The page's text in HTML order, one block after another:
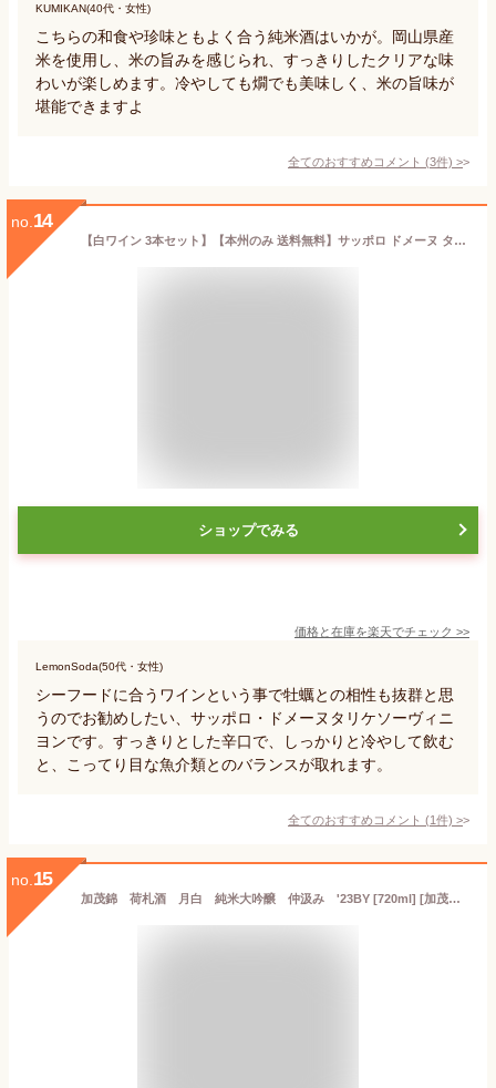
KUMIKAN(40代・女性)
こちらの和食や珍味ともよく合う純米酒はいかが。岡山県産
米を使用し、米の旨みを感じられ、すっきりしたクリアな味
わいが楽しめます。冷やしても燗でも美味しく、米の旨味が
堪能できますよ
全てのおすすめコメント (3件) >
no. 14
【白ワイン 3本セット】【本州のみ 送料無料】サッポロ ドメーヌ タリケ 白3種セット クラシック/シャルドネ/ソーヴィニヨン 750ml×各1本『FSH』【シーフードに合うワイン】
ショップでみる
価格と在庫を楽天でチェック >>
LemonSoda(50代・女性)
シーフードに合うワインという事で牡蠣との相性も抜群と思
うのでお勧めしたい、サッポロ・ドメーヌタリケソーヴィニ
ヨンです。すっきりとした辛口で、しっかりと冷やして飲む
と、こってり目な魚介類とのバランスが取れます。
全てのおすすめコメント (1件) >
no. 15
加茂錦 荷札酒 月白 純米大吟醸 仲汲み '23BY [720ml] [加茂錦酒造] [新潟]